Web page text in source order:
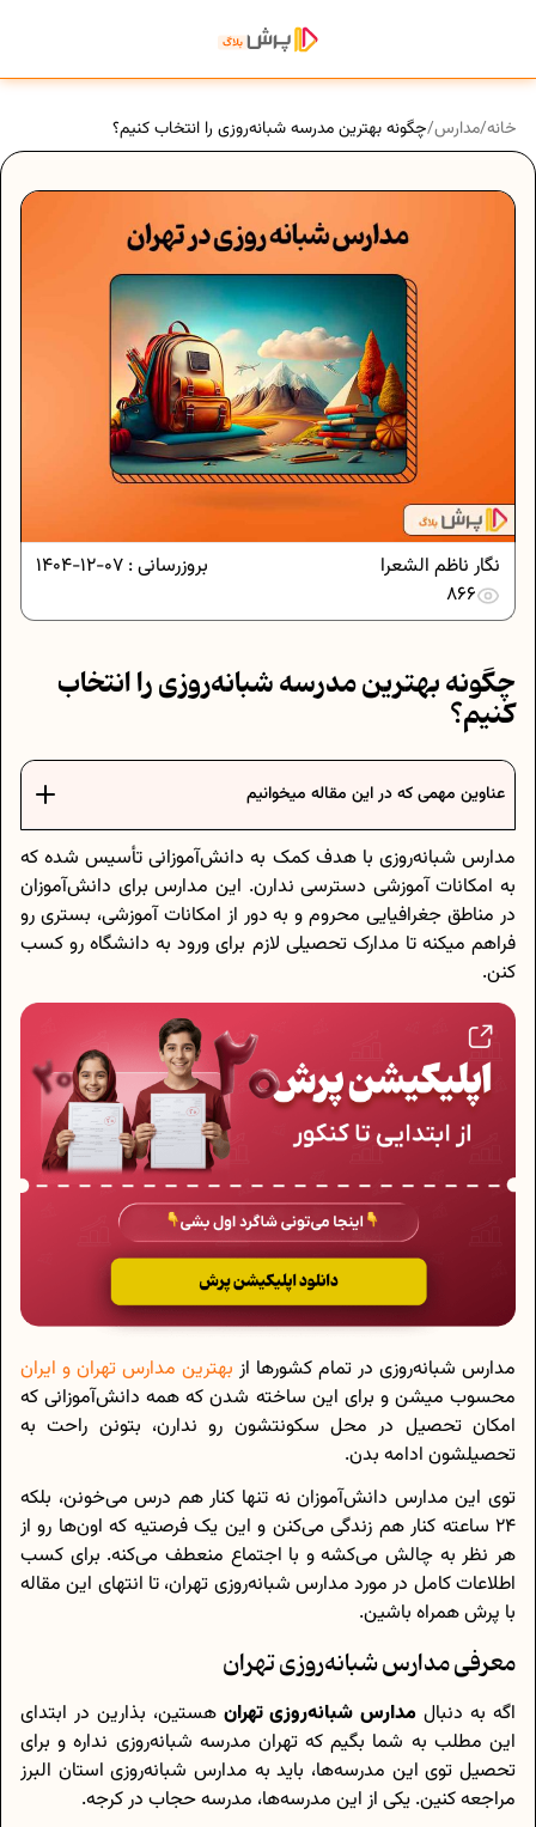
خانه/مدارس/چگونه بهترین مدرسه شبانه‌روزی را انتخاب کنیم؟
بروزرسانی : 07-12-1404
نگار ناظم الشعرا
866
چگونه بهترین مدرسه شبانه‌روزی را انتخاب
کنیم؟
عناوین مهمی که در این مقاله میخوانیم
مدارس شبانه‌روزی با هدف کمک به دانش‌آموزانی تأسیس شده که
به امکانات آموزشی دسترسی ندارن. این مدارس برای دانش‌آموزان
در مناطق جغرافیایی محروم و به دور از امکانات آموزشی، بستری رو
فراهم میکنه تا مدارک تحصیلی لازم برای ورود به دانشگاه رو کسب
کنن.
مدارس شبانه‌روزی در تمام کشورها از بهترین‌ مدارس تهران و ایران
محسوب میشن و برای این ساخته شدن که همه دانش‌آموزانی که
امکان تحصیل در محل سکونتشون رو ندارن، بتونن راحت به
تحصیلشون ادامه بدن.
توی این مدارس دانش‌آموزان نه تنها کنار هم درس می‌خونن، بلکه
24 ساعته کنار هم زندگی می‌کنن و این یک فرصتیه که اون‌ها رو از
هر نظر به چالش می‌کشه و با اجتماع منعطف می‌کنه. برای کسب
اطلاعات کامل در مورد مدارس شبانه‌روزی تهران، تا انتهای این مقاله
با پرش همراه باشین.
معرفی مدارس شبانه‌روزی تهران
اگه به دنبال مدارس شبانه‌روزی تهران هستین، بذارین در ابتدای
این مطلب به شما بگیم که تهران مدرسه شبانه‌روزی نداره و برای
تحصیل توی این مدرسه‌ها، باید به مدارس شبانه‌روزی استان البرز
مراجعه کنین. یکی از این مدرسه‌ها، مدرسه حجاب در کرجه.